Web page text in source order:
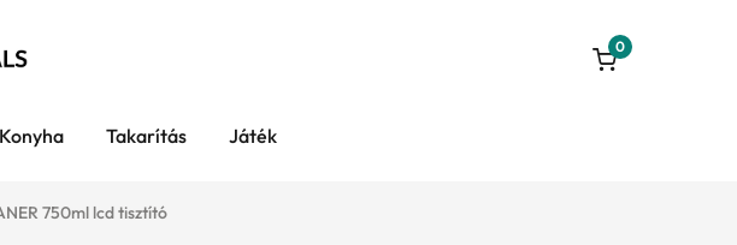
0
Konyha Takarítás Játék
750ml lcd tisztító